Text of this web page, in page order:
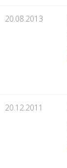
20.08.2013
20.12.2011